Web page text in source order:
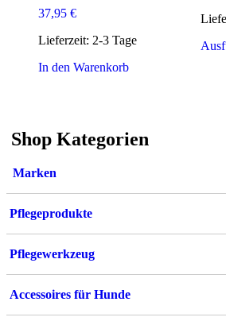
37,95 €
Lieferzeit: 2-3 Tage
In den Warenkorb
Shop Kategorien
Marken
Pflegeprodukte
Pflegewerkzeug
Accessoires für Hunde